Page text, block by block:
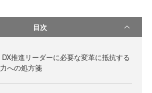
目次
DX推進リーダーに必要な変革に抵抗する
力への処方箋